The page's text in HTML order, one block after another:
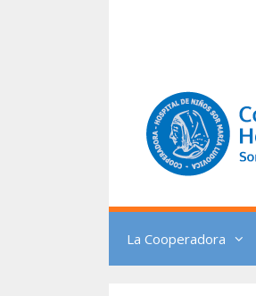
La Cooperadora